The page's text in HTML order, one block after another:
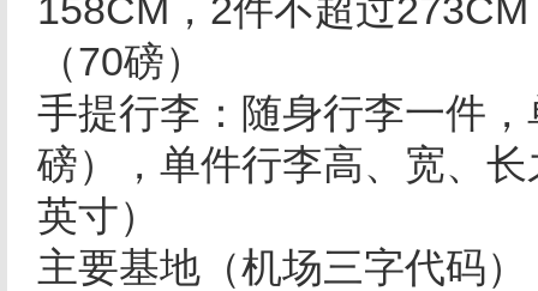
158CM，2件不超过
（70磅）
手提行李：随身行李一件
磅），单件行李高、宽、
英寸）
主要基地（机场三字代码